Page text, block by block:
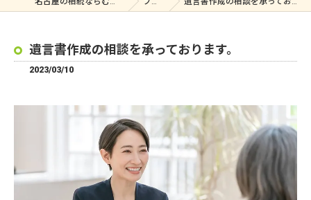
遺言書作成の相談を承っております。
2023/03/10